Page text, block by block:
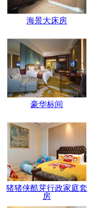
海景大床房
豪华标间
猪猪侠酷芽行政家庭套
房